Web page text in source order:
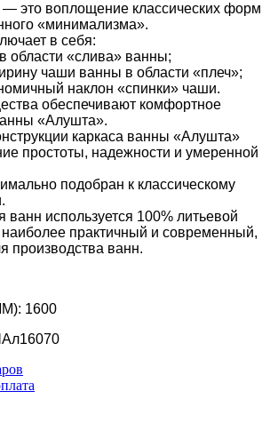
— это воплощение классических форм
«минимализма».
в себя:
области «слива» ванны;
чаши ванны в области «плеч»;
наклон «спинки» чаши.
обеспечивают комфортное
«Алушта».
каркаса ванны «Алушта»
простоты, надежности и умеренной
подобран к классическому
ванн используется 100% литьевой
практичный и современный,
производства ванн.
: 1600